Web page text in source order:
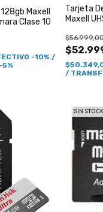
Maxell
Clase 10
-10% /
5%
Tarjeta
Maxell
/
SIN STOCK